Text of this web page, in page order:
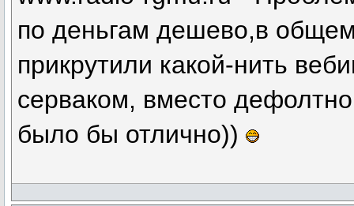
по деньгам дешево,в
прикрутили какой-нить
серваком, вместо
было бы отлично))